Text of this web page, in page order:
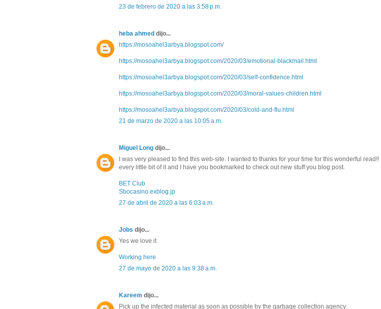
23 de febrero de 2020 a las 3:58 p.m.
heba ahmed dijo...
https://mosoahel3arbya.blogspot.com/
https://mosoahel3arbya.blogspot.com/2020/03/emotional-blackmail.html
https://mosoahel3arbya.blogspot.com/2020/03/self-confidence.html
https://mosoahel3arbya.blogspot.com/2020/03/moral-values-children.html
https://mosoahel3arbya.blogspot.com/2020/03/cold-and-flu.html
21 de marzo de 2020 a las 10:05 a.m.
Miguel Long dijo...
I was very pleased to find this web-site. I wanted to thanks for your time for this wonderful
every little bit of it and I have you bookmarked to check out new stuff you blog post.
BET Club
Sbocasino.exblog.jp
27 de abril de 2020 a las 6:03 a.m.
Jobs dijo...
Yes we love it
Working here
27 de mayo de 2020 a las 9:38 a.m.
Kareem dijo...
Pick up the infected material as soon as possible by the garbage collection agency.